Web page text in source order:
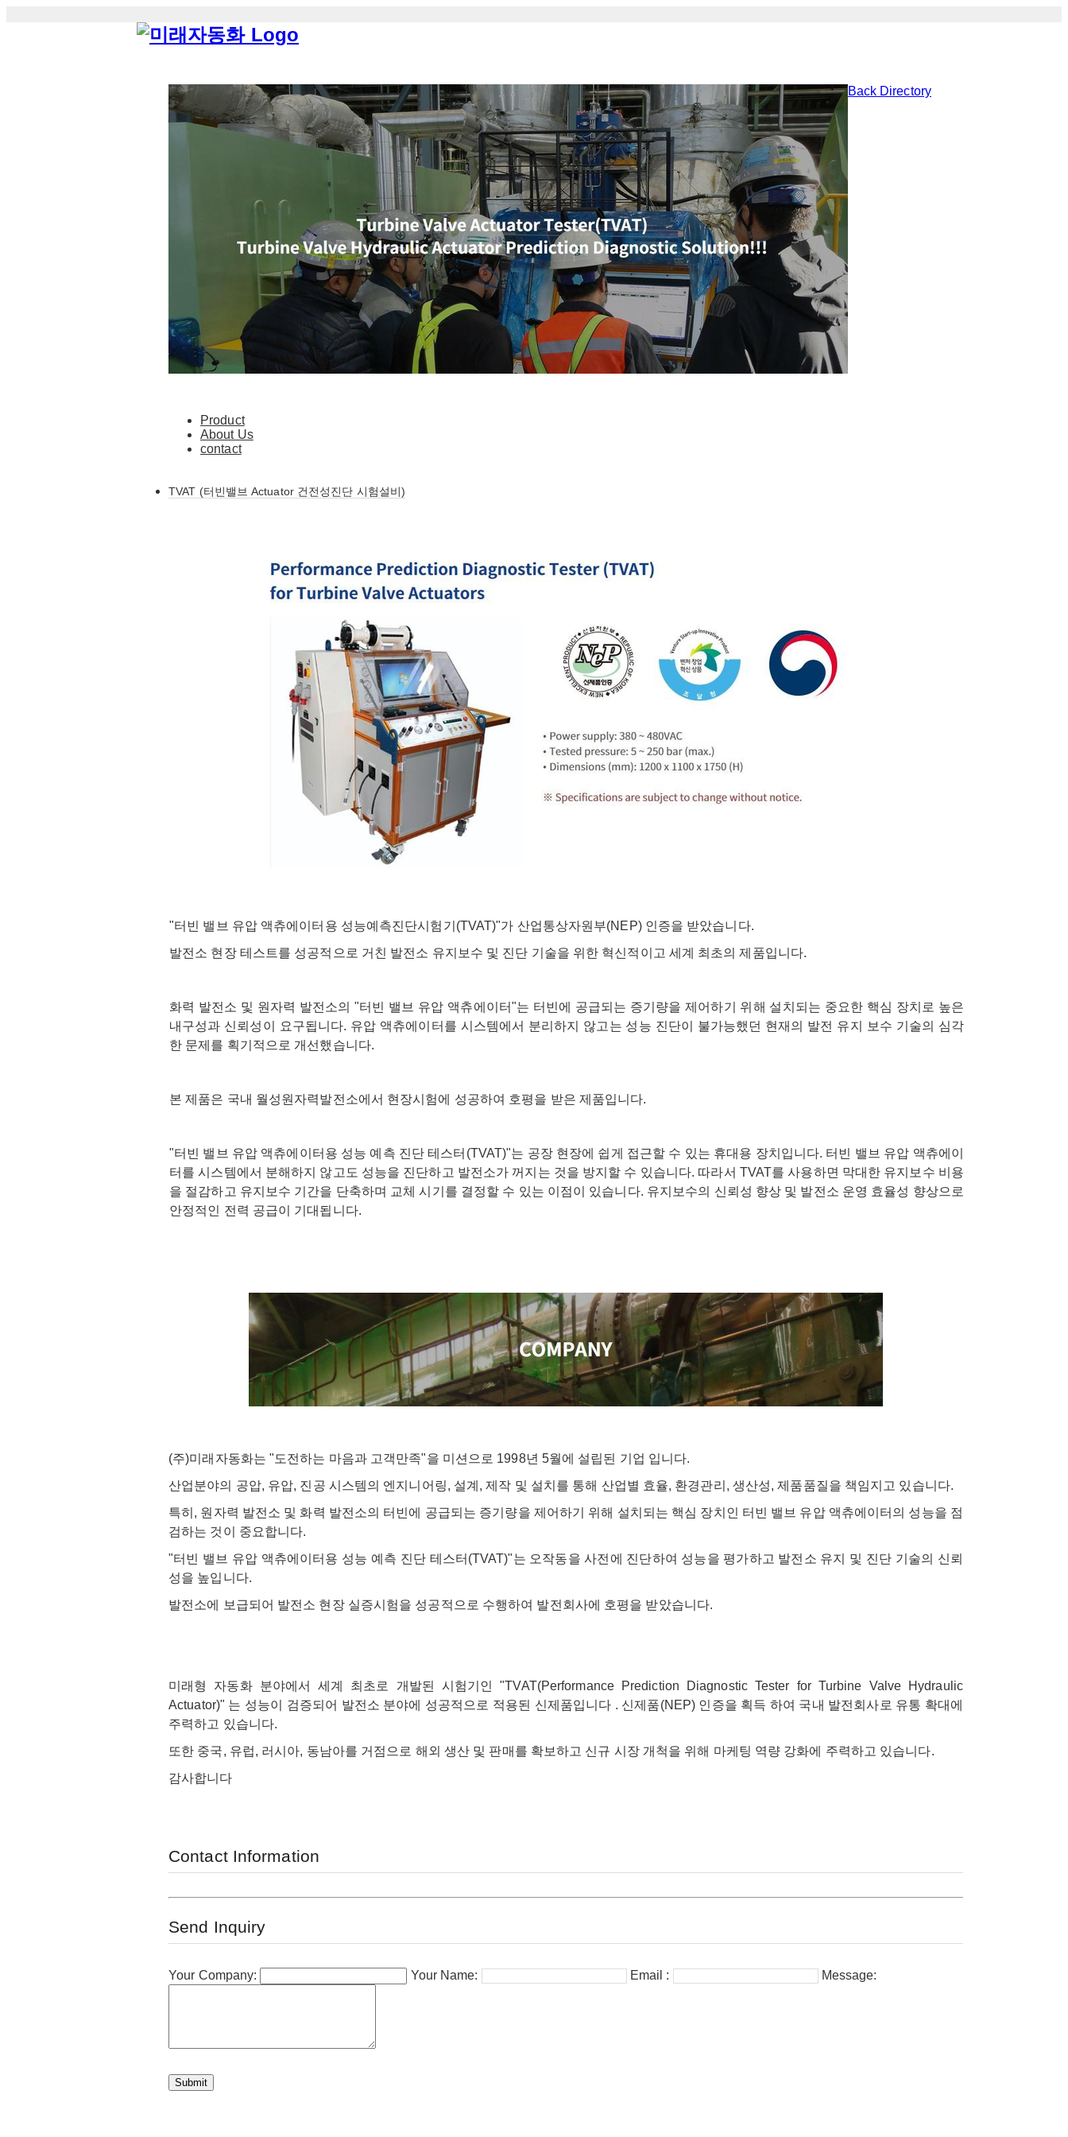
Back Directory
FUTURE-AUTOMATION
FUTURE-AUTOMATION
Product
About Us
contact
TVAT (터빈밸브 Actuator 건전성진단 시험설비)
"터빈 밸브 유압 액츄에이터용 성능예측진단시험기(TVAT)"가 산업통상자원부(NEP) 인증을 받았습니다.
발전소 현장 테스트를 성공적으로 거친 발전소 유지보수 및 진단 기술을 위한 혁신적이고 세계 최초의 제품입니다.
화력 발전소 및 원자력 발전소의 "터빈 밸브 유압 액츄에이터"는 터빈에 공급되는 증기량을 제어하기 위해 설치되는 중요한 핵심 장치로 높은
내구성과 신뢰성이 요구됩니다. 유압 액츄에이터를 시스템에서 분리하지 않고는 성능 진단이 불가능했던 현재의 발전 유지 보수 기술의 심각
한 문제를 획기적으로 개선했습니다.
본 제품은 국내 월성원자력발전소에서 현장시험에 성공하여 호평을 받은 제품입니다.
"터빈 밸브 유압 액츄에이터용 성능 예측 진단 테스터(TVAT)"는 공장 현장에 쉽게 접근할 수 있는 휴대용 장치입니다. 터빈 밸브 유압 액츄에이
터를 시스템에서 분해하지 않고도 성능을 진단하고 발전소가 꺼지는 것을 방지할 수 있습니다. 따라서 TVAT를 사용하면 막대한 유지보수 비용
을 절감하고 유지보수 기간을 단축하며 교체 시기를 결정할 수 있는 이점이 있습니다. 유지보수의 신뢰성 향상 및 발전소 운영 효율성 향상으로
안정적인 전력 공급이 기대됩니다.
(주)미래자동화는 "도전하는 마음과 고객만족"을 미션으로 1998년 5월에 설립된 기업 입니다.
산업분야의 공압, 유압, 진공 시스템의 엔지니어링, 설계, 제작 및 설치를 통해 산업별 효율, 환경관리, 생산성, 제품품질을 책임지고 있습니다.
특히, 원자력 발전소 및 화력 발전소의 터빈에 공급되는 증기량을 제어하기 위해 설치되는 핵심 장치인 터빈 밸브 유압 액츄에이터의 성능을 점
검하는 것이 중요합니다.
"터빈 밸브 유압 액츄에이터용 성능 예측 진단 테스터(TVAT)"는 오작동을 사전에 진단하여 성능을 평가하고 발전소 유지 및 진단 기술의 신뢰
성을 높입니다.
발전소에 보급되어 발전소 현장 실증시험을 성공적으로 수행하여 발전회사에 호평을 받았습니다.
미래형 자동화 분야에서 세계 최초로 개발된 시험기인 "TVAT(Performance Prediction Diagnostic Tester for Turbine Valve Hydraulic
Actuator)" 는 성능이 검증되어 발전소 분야에 성공적으로 적용된 신제품입니다 . 신제품(NEP) 인증을 획득 하여 국내 발전회사로 유통 확대에
주력하고 있습니다.
또한 중국, 유럽, 러시아, 동남아를 거점으로 해외 생산 및 판매를 확보하고 신규 시장 개척을 위해 마케팅 역량 강화에 주력하고 있습니다.
감사합니다
Contact Information
Send Inquiry
Your Company: Your Name: Email : Message: